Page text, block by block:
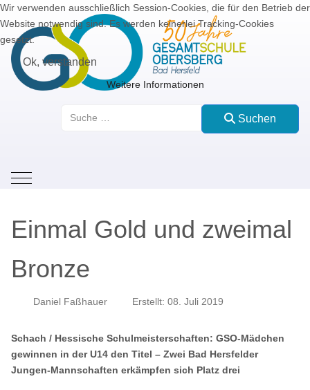
Suchen
Mobile Menu Toggle
Einmal Gold und zweimal
Bronze
Daniel Faßhauer Erstellt: 08. Juli 2019
Schach / Hessische Schulmeisterschaften: GSO-Mädchen
gewinnen in der U14 den Titel – Zwei Bad Hersfelder
Jungen-Mannschaften erkämpfen sich Platz drei
Wir verwenden ausschließlich Session-Cookies, die für den Betrieb der
Website notwendig sind. Es werden keinerlei Tracking-Cookies
gesetzt.
Ok, verstanden
Weitere Informationen